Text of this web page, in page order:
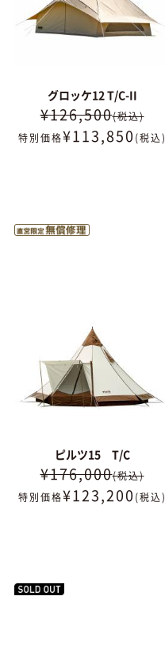
グロッケ12 T/C-II
¥126,500(税込)
特別価格¥113,850 (税込)
ピルツ15 T/C
¥176,000(税込)
特別価格¥123,200 (税込)